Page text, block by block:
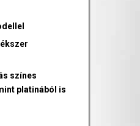
színes
platinából is